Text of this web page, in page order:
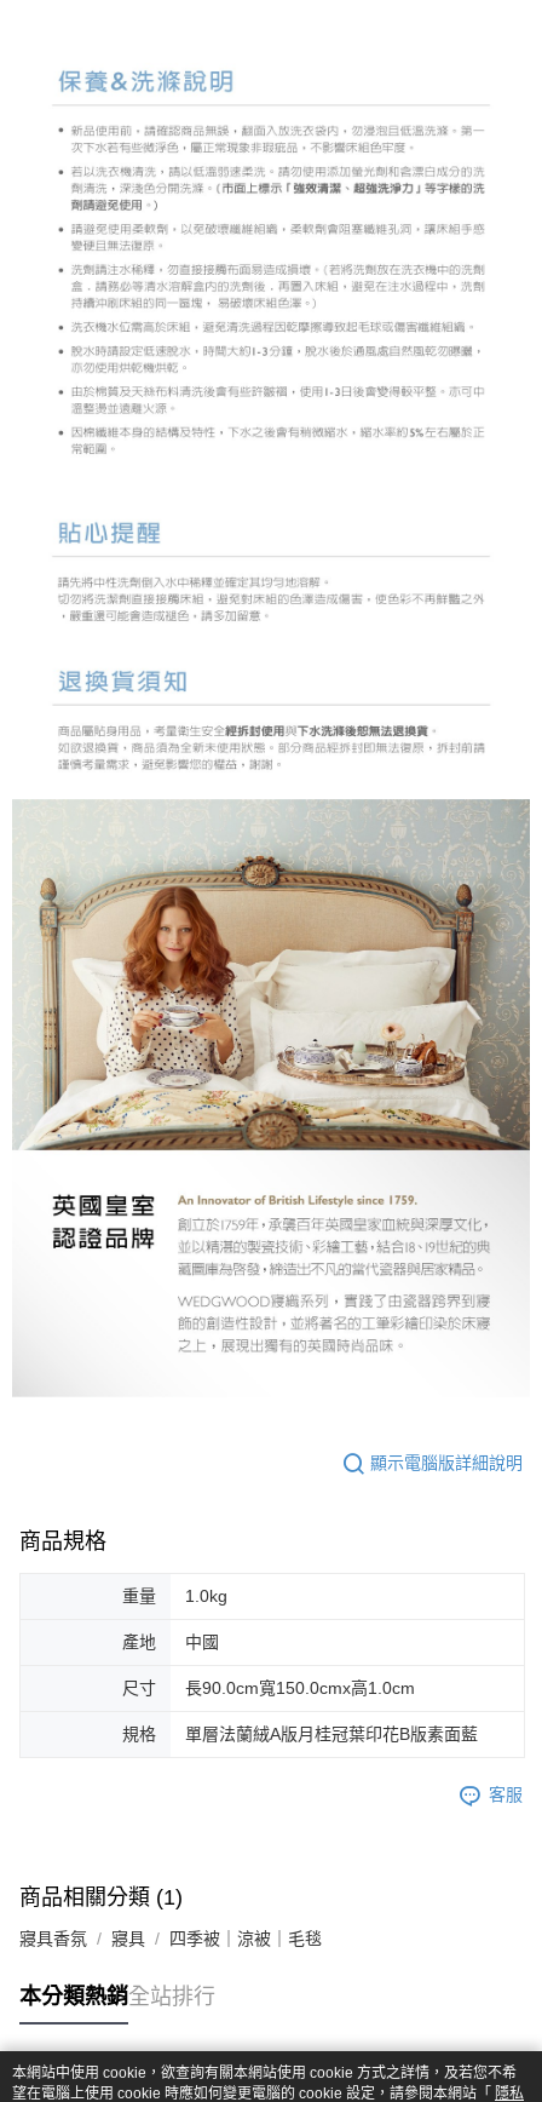
顯示電腦版詳細說明
商品規格
重量 1.0kg
產地 中國
尺寸 長90.0cm寬150.0cmx高1.0cm
規格 單層法蘭絨A版月桂冠葉印花B版素面藍
客服
商品相關分類 (1)
寢具香氛 寢具 四季被｜涼被｜毛毯
本分類熱銷全站排行
熱門標籤
本網站中使用 cookie，欲查詢有關本網站使用 cookie 方式之詳情，及若您不希
望在電腦上使用 cookie 時應如何變更電腦的 cookie 設定，請參閱本網站「 隱私